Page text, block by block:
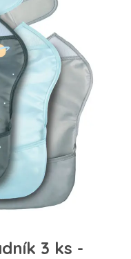
3 ks -